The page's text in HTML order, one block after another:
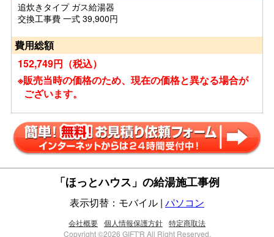
追炊きタイプ ガス給湯器
交換工事費 一式 39,900円
費用総額
152,749円（税込）
※販売当時の価格のため、現在の価格と異なる場合が
ございます。
「ほっとハウス」の給湯施工事例
表示切替：モバイル | パソコン
会社概要 個人情報保護方針 特定商取法
Copyright ©2026 GIFT'R All Right Reserved.